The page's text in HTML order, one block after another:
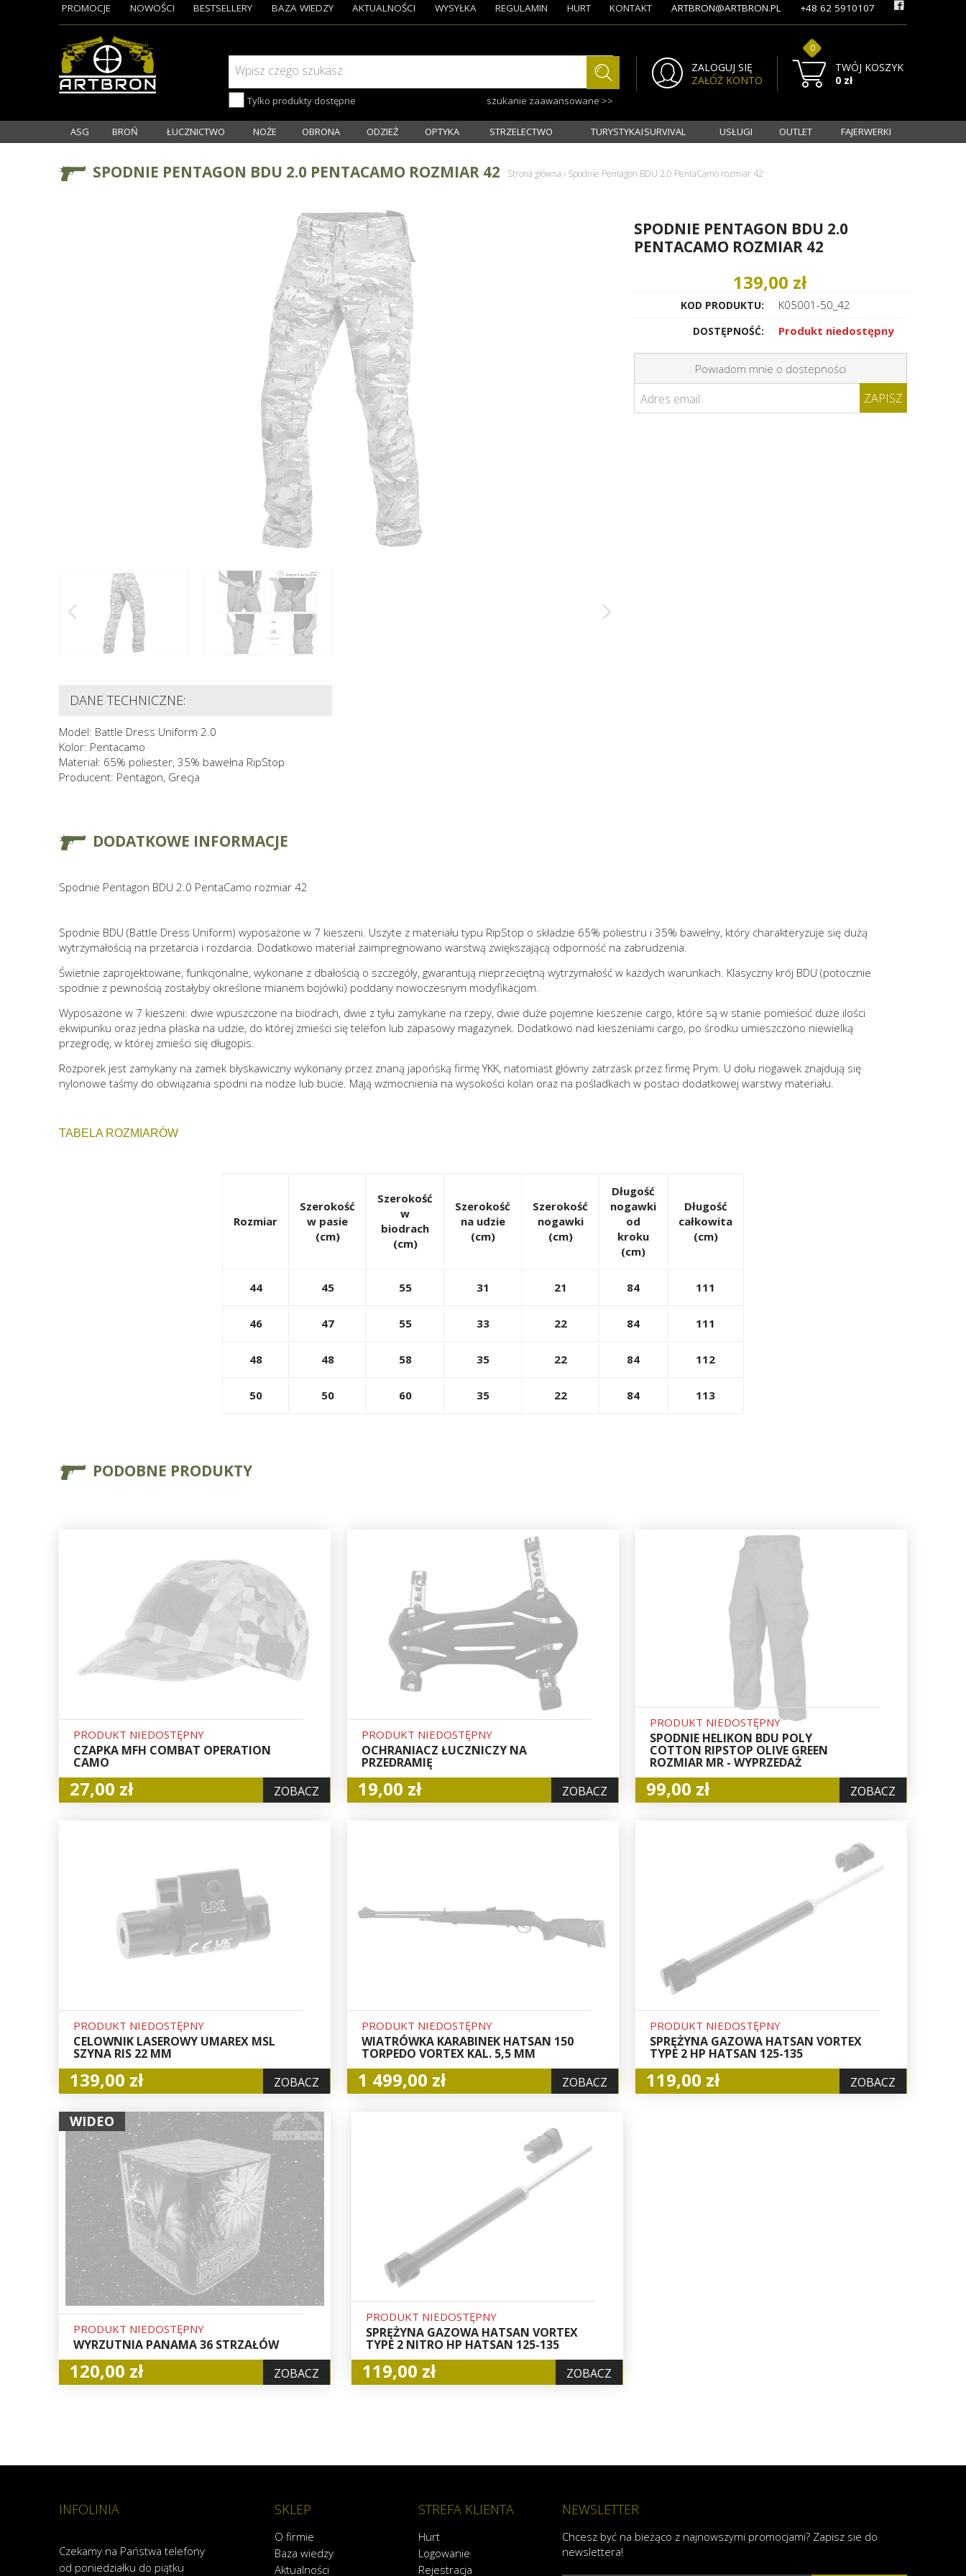
Wpisz czego szukasz:
Tylko produkty dostępne szukanie zaawansowane >>
ZALOGUJ SIĘ
ZAŁÓŻ KONTO
TWÓJ KOSZYK
0
0 zł
PROMOCJE NOWOŚCI BESTSELLERY BAZA WIEDZY AKTUALNOŚCI WYSYŁKA REGULAMIN HURT KONTAKT ARTBRON@ARTBRON.PL +48 62 5910107
ASG BROŃ ŁUCZNICTWO NOŻE OBRONA ODZIEŻ OPTYKA STRZELECTWO TURYSTYKA I SURVIVAL USŁUGI OUTLET FAJERWERKI
SPODNIE PENTAGON BDU 2.0 PENTACAMO ROZMIAR 42 Strona główna › Spodnie Pentagon BDU 2.0 PentaCamo rozmiar 42
SPODNIE PENTAGON BDU 2.0
PENTACAMO ROZMIAR 42
139,00 zł
KOD PRODUKTU: K05001-50_42
DOSTĘPNOŚĆ: Produkt niedostępny
Powiadom mnie o dostepności
Adres email: ZAPISZ
DANE TECHNICZNE:
Model: Battle Dress Uniform 2.0
Kolor: Pentacamo
Materiał: 65% poliester, 35% bawełna RipStop
Producent: Pentagon, Grecja
DODATKOWE INFORMACJE
Spodnie Pentagon BDU 2.0 PentaCamo rozmiar 42
Spodnie BDU (Battle Dress Uniform) wyposażone w 7 kieszeni. Uszyte z materiału typu RipStop o składzie 65% poliestru i 35% bawełny, który charakteryzuje się dużą
wytrzymałością na przetarcia i rozdarcia. Dodatkowo materiał zaimpregnowano warstwą zwiększającą odporność na zabrudzenia.
Świetnie zaprojektowane, funkcjonalne, wykonane z dbałością o szczegóły, gwarantują nieprzeciętną wytrzymałość w każdych warunkach. Klasyczny krój BDU (potocznie
spodnie z pewnością zostałyby określone mianem bojówki) poddany nowoczesnym modyfikacjom.
Wyposażone w 7 kieszeni: dwie wpuszczone na biodrach, dwie z tyłu zamykane na rzepy, dwie duże pojemne kieszenie cargo, które są w stanie pomieścić duże ilości
ekwipunku oraz jedna płaska na udzie, do której zmieści się telefon lub zapasowy magazynek. Dodatkowo nad kieszeniami cargo, po środku umieszczono niewielką
przegrodę, w której zmieści się długopis.
Rozporek jest zamykany na zamek błyskawiczny wykonany przez znaną japońską firmę YKK, natomiast główny zatrzask przez firmę Prym. U dołu nogawek znajdują się
nylonowe taśmy do obwiązania spodni na nodze lub bucie. Mają wzmocnienia na wysokości kolan oraz na pośladkach w postaci dodatkowej warstwy materiału.
TABELA ROZMIARÓW
Rozmiar
Szerokość
w pasie
(cm)
Szerokość
w
biodrach
(cm)
Szerokość
na udzie
(cm)
Szerokość
nogawki
(cm)
Długość
nogawki
od
kroku
(cm)
Długość
całkowita
(cm)
44 45 55 31 21 84 111
46 47 55 33 22 84 111
48 48 58 35 22 84 112
50 50 60 35 22 84 113
PODOBNE PRODUKTY
PRODUKT NIEDOSTĘPNY
CZAPKA MFH COMBAT OPERATION
CAMO
27,00 zł ZOBACZ
PRODUKT NIEDOSTĘPNY
OCHRANIACZ ŁUCZNICZY NA
PRZEDRAMIĘ
19,00 zł ZOBACZ
PRODUKT NIEDOSTĘPNY
SPODNIE HELIKON BDU POLY
COTTON RIPSTOP OLIVE GREEN
ROZMIAR MR - WYPRZEDAŻ
99,00 zł ZOBACZ
PRODUKT NIEDOSTĘPNY
CELOWNIK LASEROWY UMAREX MSL
SZYNA RIS 22 MM
139,00 zł ZOBACZ
PRODUKT NIEDOSTĘPNY
WIATRÓWKA KARABINEK HATSAN 150
TORPEDO VORTEX KAL. 5,5 MM
1 499,00 zł ZOBACZ
PRODUKT NIEDOSTĘPNY
SPRĘŻYNA GAZOWA HATSAN VORTEX
TYPE 2 HP HATSAN 125-135
119,00 zł ZOBACZ
WIDEO
PRODUKT NIEDOSTĘPNY
WYRZUTNIA PANAMA 36 STRZAŁÓW
120,00 zł ZOBACZ
PRODUKT NIEDOSTĘPNY
SPRĘŻYNA GAZOWA HATSAN VORTEX
TYPE 2 NITRO HP HATSAN 125-135
119,00 zł ZOBACZ
INFOLINIA
Czekamy na Państwa telefony
od poniedziałku do piątku
SKLEP
O firmie
Baza wiedzy
Aktualności
STREFA KLIENTA
Hurt
Logowanie
Rejestracja
NEWSLETTER
Chcesz być na bieżąco z najnowszymi promocjami? Zapisz sie do
newslettera!